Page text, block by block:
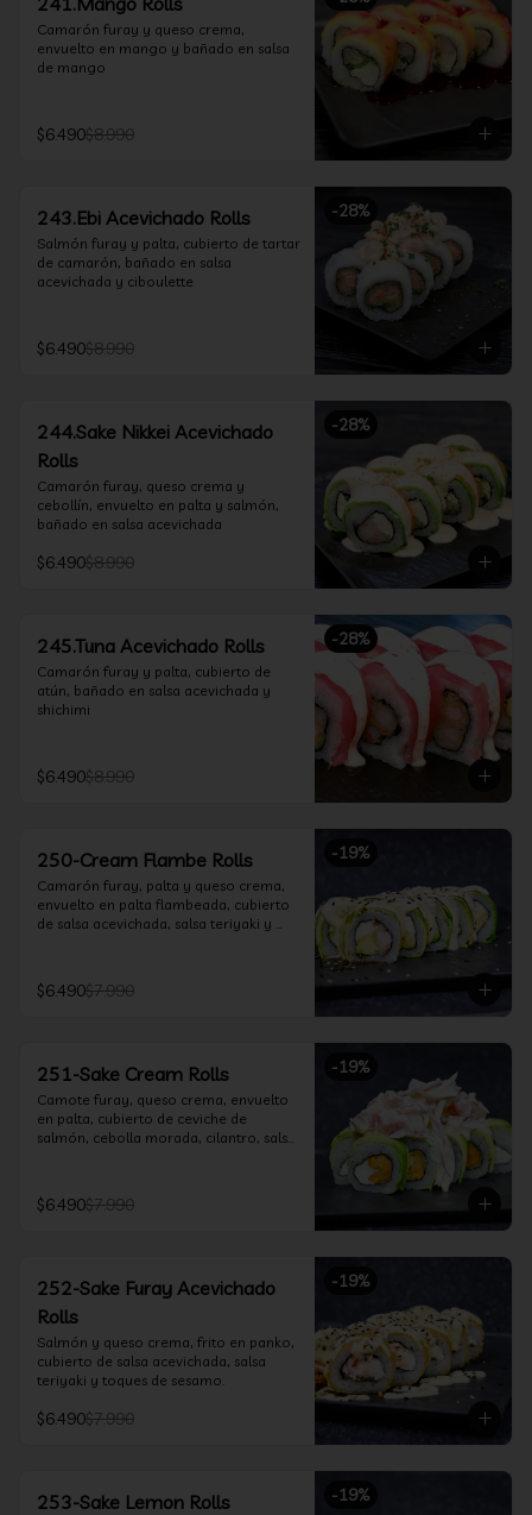
Camarón furay y queso crema,
envuelto en mango y bañado en salsa
de mango
$6.490$8.990
-28%
243.Ebi Acevichado Rolls
Salmón furay y palta, cubierto de tartar
de camarón, bañado en salsa
acevichada y ciboulette
$6.490$8.990
-28%
244.Sake Nikkei Acevichado
Rolls
Camarón furay, queso crema y
cebollín, envuelto en palta y salmón,
bañado en salsa acevichada
$6.490$8.990
-28%
245.Tuna Acevichado Rolls
Camarón furay y palta, cubierto de
atún, bañado en salsa acevichada y
shichimi
$6.490$8.990
-19%
250-Cream Flambe Rolls
Camarón furay, palta y queso crema,
envuelto en palta flambeada, cubierto
de salsa acevichada, salsa teriyaki y
$6.490$7.990
-19%
251-Sake Cream Rolls
Camote furay, queso crema, envuelto
en palta, cubierto de ceviche de
salmón, cebolla morada, cilantro, salsa
$6.490$7.990
-19%
252-Sake Furay Acevichado
Rolls
Salmón y queso crema, frito en panko,
cubierto de salsa acevichada, salsa
teriyaki y toques de sesamo.
$6.490$7.990
-19%
253-Sake Lemon Rolls